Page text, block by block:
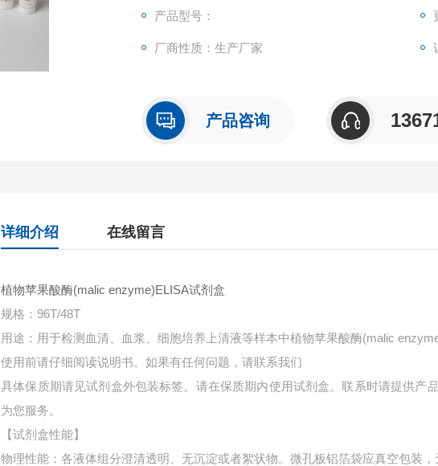
产品型号：
厂商性质：生产厂家
产品咨询
详细介绍 在线留言
植物苹果酸酶(malic enzyme)ELISA试剂盒
规格：96T/48T
用途：用于检测血清、血浆、细胞培养上清液等样本中植物苹果酸酶(malic
使用前请仔细阅读说明书。如果有任何问题，请联系我们
具体保质期请见试剂盒外包装标签。请在保质期内使用试剂盒。联系时请提供产
为您服务。
【试剂盒性能】
物理性能：各液体组分澄清透明、无沉淀或者絮状物。微孔板铝箔袋应真空包装，